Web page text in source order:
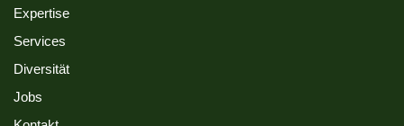
Expertise
Services
Diversität
Jobs